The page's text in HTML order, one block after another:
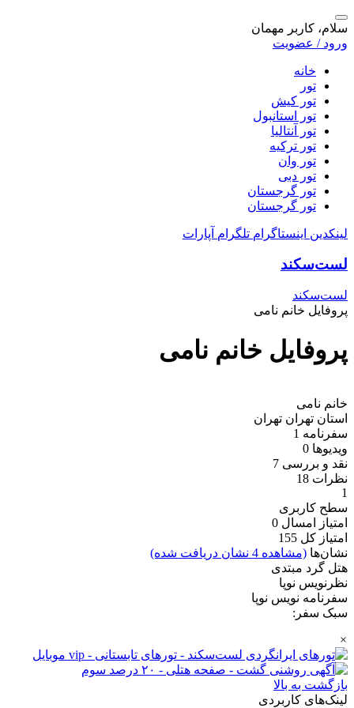
سلام، کاربر مهمان
ورود / عضویت
خانه
تور
تور کیش
تور استانبول
تور آنتالیا
تور ترکیه
تور وان
تور دبی
تور گرجستان
تور گرجستان
لینکدین اینستاگرام تلگرام آپارات
لست‌سکند
لست‌سکند
پروفایل خانم نامی
پروفایل خانم نامی
خانم نامی
استان تهران تهران
سفرنامه 1
ویدیو‌ها 0
نقد و بررسی 7
نظرات 18
1
سطح کاربری
امتیاز امسال 0
امتیاز کل 155
نشان‌ها (مشاهده 4 نشان دریافت شده)
هتل گرد مبتدی
نظرنویس نوپا
سفرنامه نویس نوپا
سبک سفر:
×
بازگشت به بالا
لینک‌های کاربردی